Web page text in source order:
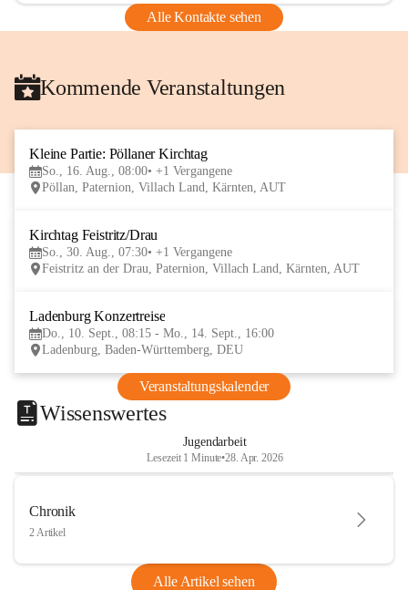
Alle Kontakte sehen
Kommende Veranstaltungen
Kleine Partie: Pöllaner Kirchtag
So., 16. Aug., 08:00 +1 Vergangene
Pöllan, Paternion, Villach Land, Kärnten, AUT
Kirchtag Feistritz/Drau
So., 30. Aug., 07:30 +1 Vergangene
Feistritz an der Drau, Paternion, Villach Land, Kärnten, AUT
Ladenburg Konzertreise
Do., 10. Sept., 08:15 - Mo., 14. Sept., 16:00
Ladenburg, Baden-Württemberg, DEU
Veranstaltungskalender
Wissenswertes
Jugendarbeit
Lesezeit 1 Minute•28. Apr. 2026
Chronik
2 Artikel
Alle Artikel sehen